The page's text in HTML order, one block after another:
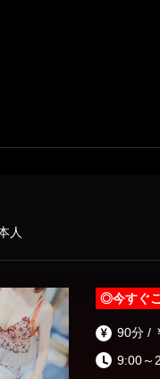
人
◎今すぐ
90分 /
9:00～
葛西・小岩・新小岩
上野・御徒町・浅草
北千住・綾瀬・亀有